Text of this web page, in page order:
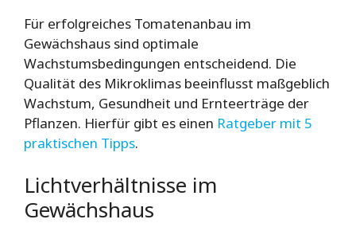
Für erfolgreiches Tomatenanbau im
Gewächshaus sind optimale
Wachstumsbedingungen entscheidend. Die
Qualität des Mikroklimas beeinflusst maßgeblich
Wachstum, Gesundheit und Ernteerträge der
Pflanzen. Hierfür gibt es einen Ratgeber mit 5
praktischen Tipps.
Lichtverhältnisse im
Gewächshaus